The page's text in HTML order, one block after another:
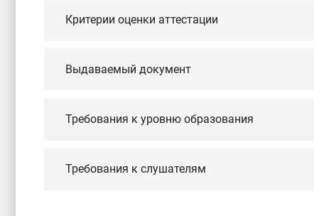
Критерии оценки аттестации
Выдаваемый документ
Требования к уровню образования
Требования к слушателям